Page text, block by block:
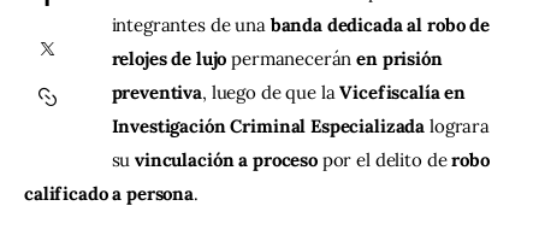
Contacto
integrantes de una banda dedicada al robo de
relojes de lujo permanecerán en prisión
preventiva, luego de que la Vicefiscalía en
Investigación Criminal Especializada lograra
su vinculación a proceso por el delito de robo
calificado a persona.